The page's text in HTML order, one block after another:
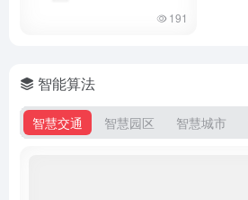
191
智能算法
智慧交通 智慧园区 智慧城市